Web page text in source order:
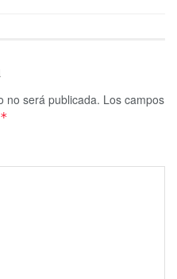
no será publicada. Los campos
*